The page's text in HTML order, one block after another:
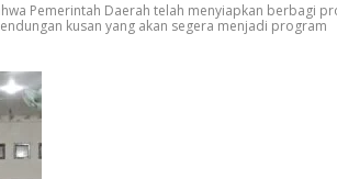
Pemerintah Daerah telah menyiapkan berbagi
kusan yang akan segera menjadi program